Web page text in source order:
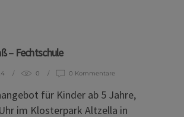
– Fechtschule
0 0 Kommentare
für Kinder ab 5 Jahre,
im Klosterpark Altzella in